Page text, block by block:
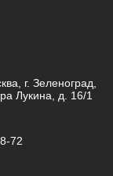
72
г. Зеленоград,
Лукина, д. 16/1